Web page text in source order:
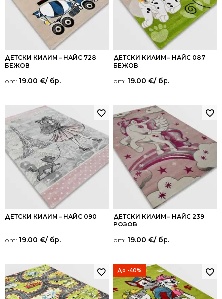
ДЕТСКИ КИЛИМ – НАЙС 728
БЕЖОВ
от: 19.00 €/ бр.
ДЕТСКИ КИЛИМ – НАЙС 087
БЕЖОВ
от: 19.00 €/ бр.
ДЕТСКИ КИЛИМ – НАЙС 090
от: 19.00 €/ бр.
ДЕТСКИ КИЛИМ – НАЙС 239
РОЗОВ
от: 19.00 €/ бр.
До -40%